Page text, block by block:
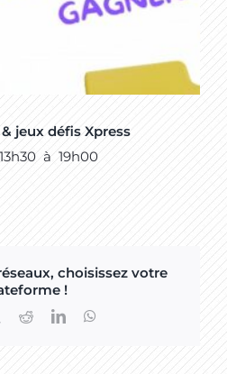
jeux défis Xpress
à 19h00
choisissez votre
!
RedditLinkedIn